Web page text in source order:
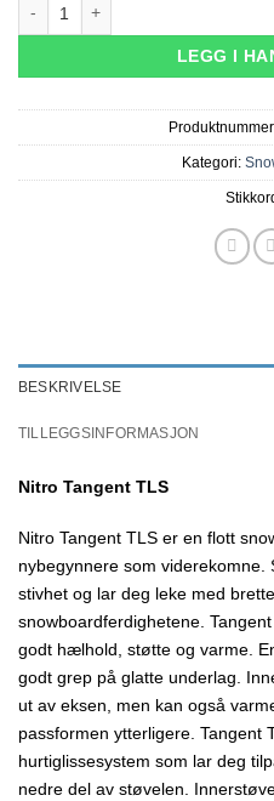
LEGG I
Kategori:
BESKRIVELSE
TILLEGGSINFORMASJON
Nitro Tangent TLS
Nitro Tangent TLS er en flott
nybegynnere som
stivhet og lar deg leke med
snowboardferdighetene.
godt hælhold, støtte og varme.
godt grep på glatte underlag.
ut av eksen, men kan også
passformen ytterligere. Tangent
hurtiglissesystem som lar deg
nedre del av støvelen.